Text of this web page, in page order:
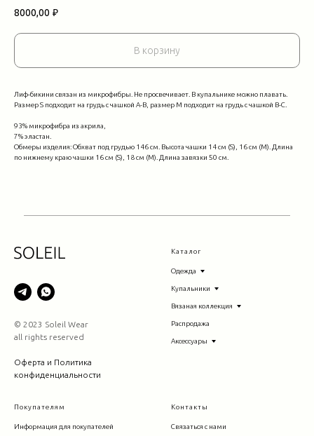
8000,00 ₽
В корзину
Лиф-бикини связан из микрофибры. Не просвечивает. В купальнике можно плавать.
Размер S подходит на грудь с чашкой А-В, размер М подходит на грудь с чашкой В-С.
93% микрофибра из акрила,
7% эластан.
Обмеры изделия: Обхват под грудью 146 см. Высота чашки 14 см (S), 16 см (М). Длина
по нижнему краю чашки 16 см (S), 18 см (М). Длина завязки 50 см.
© 2023 Soleil Wear
all rights reserved
Оферта и Политика
конфиденциальности
Каталог
Одежда
Купальники
Вязаная коллекция
Распродажа
Аксессуары
Покупателям
Информация для покупателей
Контакты
Связаться с нами